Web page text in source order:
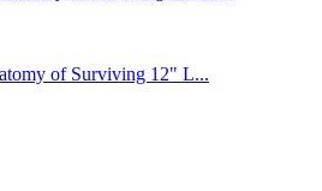
of Surviving 12" L...